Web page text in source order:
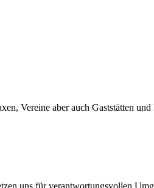
Vereine aber auch Gaststätten
uns für verantwortungsvollen